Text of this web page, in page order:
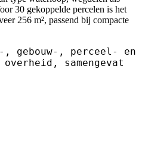
30 gekoppelde percelen is het
256 m², passend bij compacte
, gebouw-, perceel- en
samengevat